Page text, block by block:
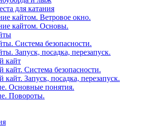
для катания
кайтом. Ветровое окно.
кайтом. Основы.
Система безопасности.
Запуск, посадка, перезапуск.
кайт
кайт. Система безопасности.
кайт. Запуск, посадка, перезапуск.
Основные понятия.
Повороты.